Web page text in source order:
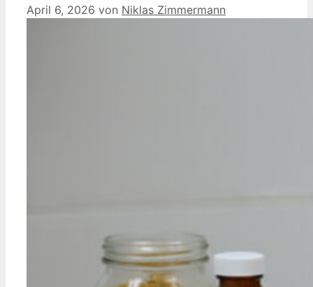
April 6, 2026 von Niklas Zimmermann